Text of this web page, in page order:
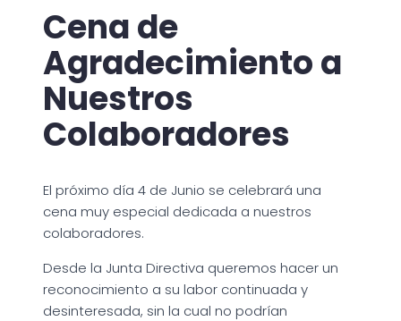
Cena de
Agradecimiento a
Nuestros
Colaboradores
El próximo día 4 de Junio se celebrará una
cena muy especial dedicada a nuestros
colaboradores.
Desde la Junta Directiva queremos hacer un
reconocimiento a su labor continuada y
desinteresada, sin la cual no podrían